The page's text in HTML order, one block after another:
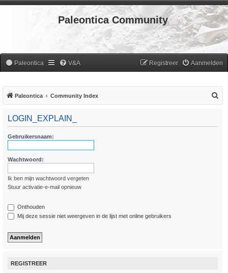
Paleontica Community
Paleontica V&A Aanmelden
Registreer
Paleontica Community Index
LOGIN_EXPLAIN_
Gebruikersnaam:
Wachtwoord:
Ik ben mijn wachtwoord vergeten
Stuur activatie-e-mail opnieuw
Onthouden
Mij deze sessie niet weergeven in de lijst met online gebruikers
REGISTREER